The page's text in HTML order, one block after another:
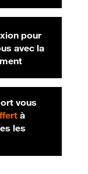
pour
avec la
vous
à
les